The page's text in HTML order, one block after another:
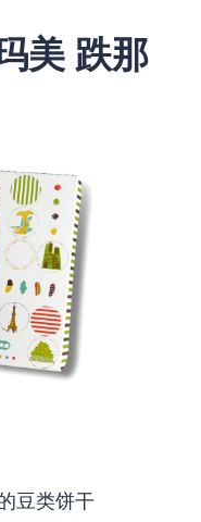
美 跌那
豆类饼干